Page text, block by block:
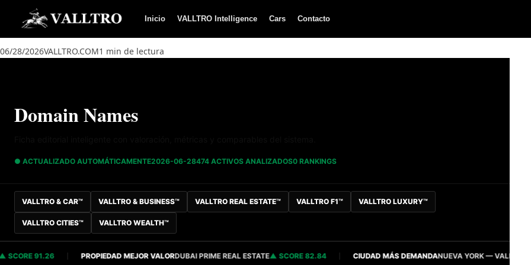
Saltar al contenido
Inicio VALLTRO Intelligence Cars Contacto
06/28/2026VALLTRO.COM1 min de lectura
Domain Names
● ACTUALIZADO AUTOMÁTICAMENTE2026-06-28474 ACTIVOS ANALIZADOS0 RANKINGS
VALLTRO & CAR™ VALLTRO & BUSINESS™ VALLTRO REAL ESTATE™ VALLTRO F1™ VALLTRO LUXURY™
VALLTRO CITIES™ VALLTRO WEALTH™
91.26 PROPIEDAD MEJOR VALORDUBAI PRIME REAL ESTATE SCORE 82.84 CIUDAD MÁS DEMANDANUEVA YORK — VALLTRO